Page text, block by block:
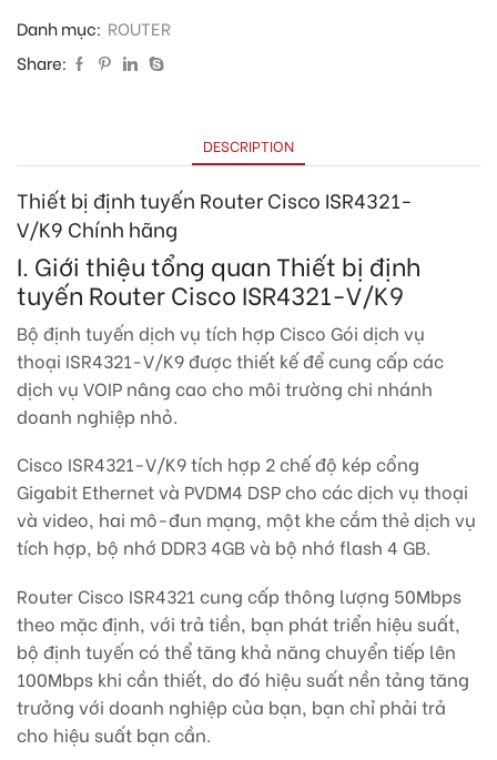
Danh mục: ROUTER
Share:
DESCRIPTION
Thiết bị định tuyến Router Cisco ISR4321-
V/K9 Chính hãng
I. Giới thiệu tổng quan Thiết bị định
tuyến Router Cisco ISR4321-V/K9
Bộ định tuyến dịch vụ tích hợp Cisco Gói dịch vụ
thoại ISR4321-V/K9 được thiết kế để cung cấp các
dịch vụ VOIP nâng cao cho môi trường chi nhánh
doanh nghiệp nhỏ.
Cisco ISR4321-V/K9 tích hợp 2 chế độ kép cổng
Gigabit Ethernet và PVDM4 DSP cho các dịch vụ thoại
và video, hai mô-đun mạng, một khe cắm thẻ dịch vụ
tích hợp, bộ nhớ DDR3 4GB và bộ nhớ flash 4 GB.
Router Cisco ISR4321 cung cấp thông lượng 50Mbps
theo mặc định, với trả tiền, bạn phát triển hiệu suất,
bộ định tuyến có thể tăng khả năng chuyển tiếp lên
100Mbps khi cần thiết, do đó hiệu suất nền tảng tăng
trưởng với doanh nghiệp của bạn, bạn chỉ phải trả
cho hiệu suất bạn cần.